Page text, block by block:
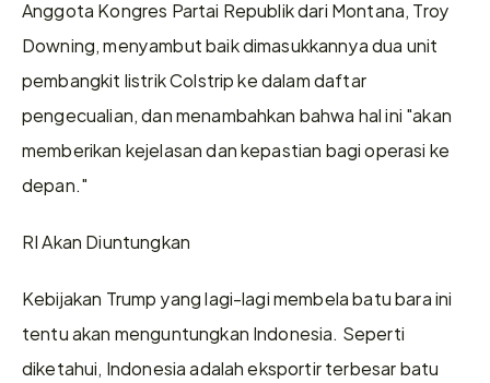
Anggota Kongres Partai Republik dari Montana, Troy
Downing, menyambut baik dimasukkannya dua unit
pembangkit listrik Colstrip ke dalam daftar
pengecualian, dan menambahkan bahwa hal ini "akan
memberikan kejelasan dan kepastian bagi operasi ke
depan."
RI Akan Diuntungkan
Kebijakan Trump yang lagi-lagi membela batu bara ini
tentu akan menguntungkan Indonesia. Seperti
diketahui, Indonesia adalah eksportir terbesar batu